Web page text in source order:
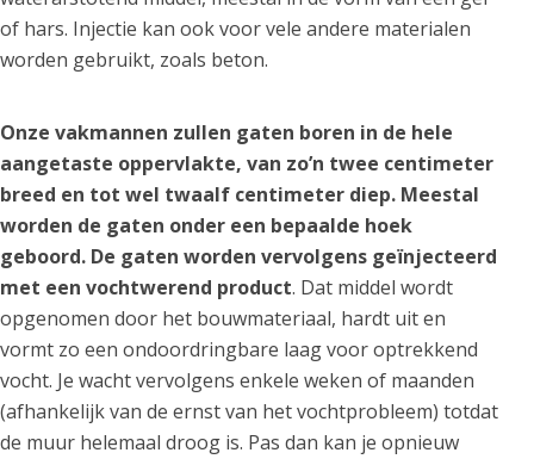
of hars. Injectie kan ook voor vele andere materialen
worden gebruikt, zoals beton.
Onze vakmannen zullen gaten boren in de hele
aangetaste oppervlakte, van zo’n twee centimeter
breed en tot wel twaalf centimeter diep. Meestal
worden de gaten onder een bepaalde hoek
geboord. De gaten worden vervolgens geïnjecteerd
met een vochtwerend product. Dat middel wordt
opgenomen door het bouwmateriaal, hardt uit en
vormt zo een ondoordringbare laag voor optrekkend
vocht. Je wacht vervolgens enkele weken of maanden
(afhankelijk van de ernst van het vochtprobleem) totdat
de muur helemaal droog is. Pas dan kan je opnieuw